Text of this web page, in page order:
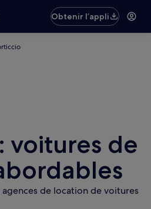
Obtenir l’appli
voitures de
de location de voitures